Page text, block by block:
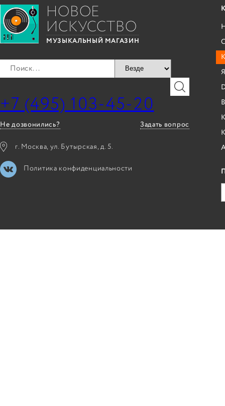
НОВОЕ
ИСКУССТВО
МУЗЫКАЛЬНЫЙ МАГАЗИН
+7 (495) 103-45-20
Не дозвонились? Задать вопрос
г. Москва, ул. Бутырская, д. 5.
Политика конфиденциальности